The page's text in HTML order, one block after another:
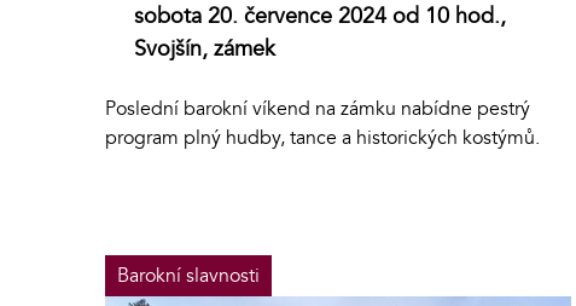
sobota 20. července 2024 od 10 hod.,
Svojšín, zámek
Poslední barokní víkend na zámku nabídne pestrý
program plný hudby, tance a historických kostýmů.
Barokní slavnosti